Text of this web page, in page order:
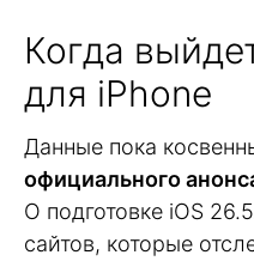
Когда
для iPhone
Данные пока
официального
О подготовке iOS
сайтов, которые